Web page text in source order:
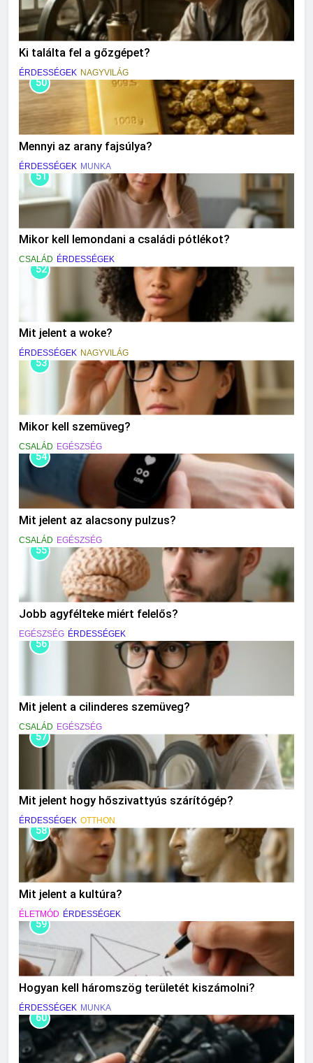
Ki találta fel a gőzgépet?
ÉRDESSÉGEK NAGYVILÁG
50
Mennyi az arany fajsúlya?
ÉRDESSÉGEK MUNKA
51
Mikor kell lemondani a családi pótlékot?
CSALÁD ÉRDESSÉGEK
52
Mit jelent a woke?
ÉRDESSÉGEK NAGYVILÁG
53
Mikor kell szemüveg?
CSALÁD EGÉSZSÉG
54
Mit jelent az alacsony pulzus?
CSALÁD EGÉSZSÉG
55
Jobb agyfélteke miért felelős?
EGÉSZSÉG ÉRDESSÉGEK
56
Mit jelent a cilinderes szemüveg?
CSALÁD EGÉSZSÉG
57
Mit jelent hogy hőszivattyús szárítógép?
ÉRDESSÉGEK OTTHON
58
Mit jelent a kultúra?
ÉLETMÓD ÉRDESSÉGEK
59
Hogyan kell háromszög területét kiszámolni?
ÉRDESSÉGEK MUNKA
60